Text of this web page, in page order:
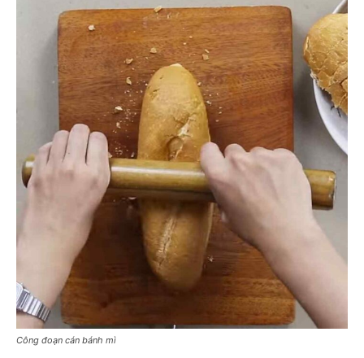
Công đoạn cán bánh mì